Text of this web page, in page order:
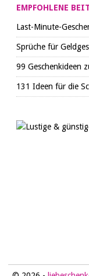
EMPFOHLENE
Last-Minute-
Sprüche für
99 Geschenkideen
131 Ideen für die